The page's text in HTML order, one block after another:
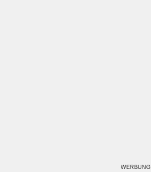
WERBUNG